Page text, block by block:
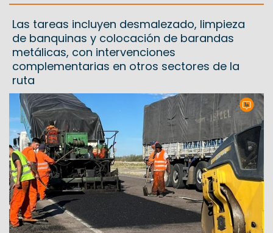
Las tareas incluyen desmalezado, limpieza
de banquinas y colocación de barandas
metálicas, con intervenciones
complementarias en otros sectores de la
ruta